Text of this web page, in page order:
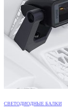
СВЕТОДИОДНЫЕ БАЛКИ